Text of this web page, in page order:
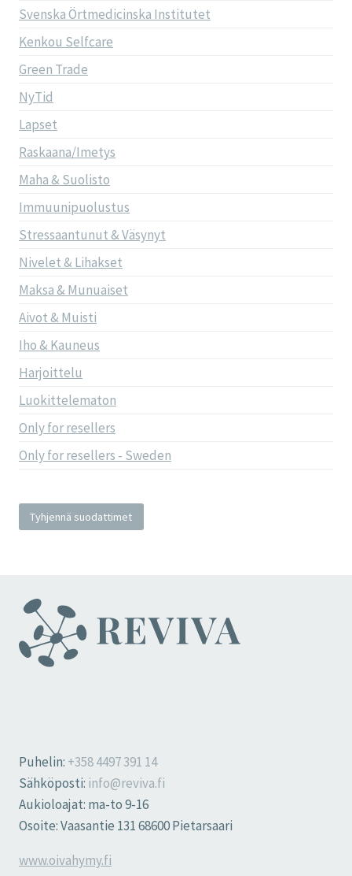
Svenska Örtmedicinska Institutet
Kenkou Selfcare
Green Trade
NyTid
Lapset
Raskaana/Imetys
Maha & Suolisto
Immuunipuolustus
Stressaantunut & Väsynyt
Nivelet & Lihakset
Maksa & Munuaiset
Aivot & Muisti
Iho & Kauneus
Harjoittelu
Luokittelematon
Only for resellers
Only for resellers - Sweden
Tyhjennä suodattimet
Puhelin: +358 4497 391 14
Sähköposti: info@reviva.fi
Aukioloajat: ma-to 9-16
Osoite: Vaasantie 131 68600 Pietarsaari
www.oivahymy.fi